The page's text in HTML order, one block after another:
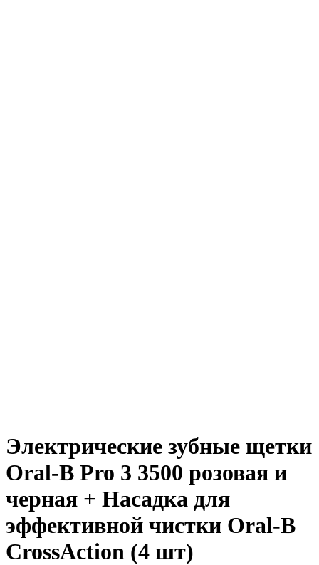
Электрические зубные щетки
Oral-B Pro 3 3500 розовая и
черная + Насадка для
эффективной чистки Oral-B
CrossAction (4 шт)